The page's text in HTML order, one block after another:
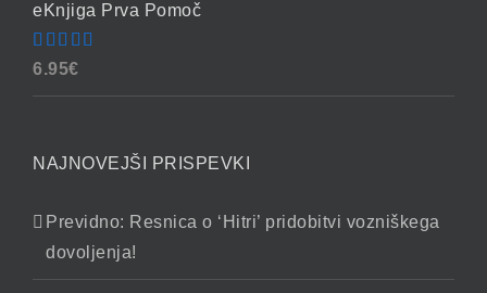
eKnjiga Prva Pomoč
Ocenjeno
6.95€
NAJNOVEJŠI PRISPEVKI
Previdno: Resnica o ‘Hitri’ pridobitvi vozniškega
dovoljenja!